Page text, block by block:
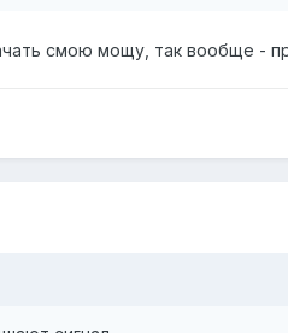
смою мощу, так вообще -